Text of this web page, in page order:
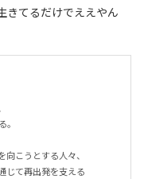
きてるだけでええやん
。
こうとする人々、
じて再出発を支える